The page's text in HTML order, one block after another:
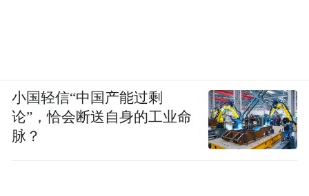
撰文：深圳商报 李秀瑜
小国轻信“中国产能过剩
论”，恰会断送自身的工业命
脉？